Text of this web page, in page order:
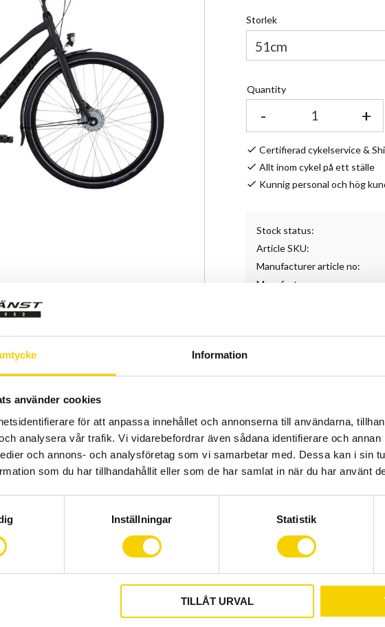
Information
använder cookies
för att anpassa innehållet och annonserna till användarna,
analysera vår trafik. Vi vidarebefordrar även sådana identifierare och annan
och annons- och analysföretag som vi samarbetar med. Dessa kan i sin
som du har tillhandahållit eller som de har samlat in när du har använt
Inställningar Statistik
TILLÅT URVAL
Storlek
Quantity
+
-
Certifierad cykelservice &
Allt inom cykel på ett ställe
Kunnig personal och hög
Stock status
Article SKU
Manufacturer article no
Manufacturer
Crescent Rissa 7‑vxl är
vardagscykel. Rissa är
kedjeskydd, stöd,
samt en integrerad
kan klicka på korgar och
Specifikationer:
Ram: Aluminium
Hjul: Shimano/Spectra SE
Växelreglage: Shimano
Bakväxel: Shimano Nexus 7,
Framväxel:
Bromsar: Bak:Navbroms
Vevparti: Spectra 38T